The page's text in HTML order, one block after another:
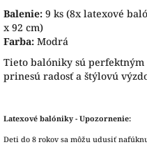
Balenie: 9 ks (8x latexové
x 92 cm)
Farba: Modrá
Tieto balóniky sú
prinesú radosť a štýlovú
Latexové balóniky - Upozornenie:
Deti do 8 rokov sa môžu udusiť